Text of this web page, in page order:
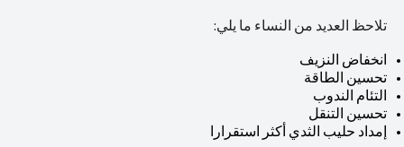
تلاحظ العديد من النساء ما يلي:
انخفاض النزيف
تحسين الطاقة
التئام الندوب
تحسين التنقل
إمداد حليب الثدي أكثر استقرارا